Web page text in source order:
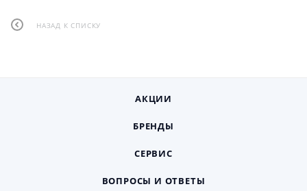
НАЗАД К СПИСКУ
АКЦИИ
БРЕНДЫ
СЕРВИС
ВОПРОСЫ И ОТВЕТЫ